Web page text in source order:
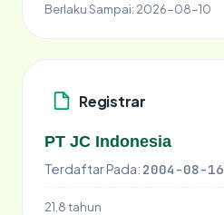
Berlaku Sampai: 2026-08-10
Registrar
PT JC Indonesia
Terdaftar Pada: 2004-08-16
21.8 tahun